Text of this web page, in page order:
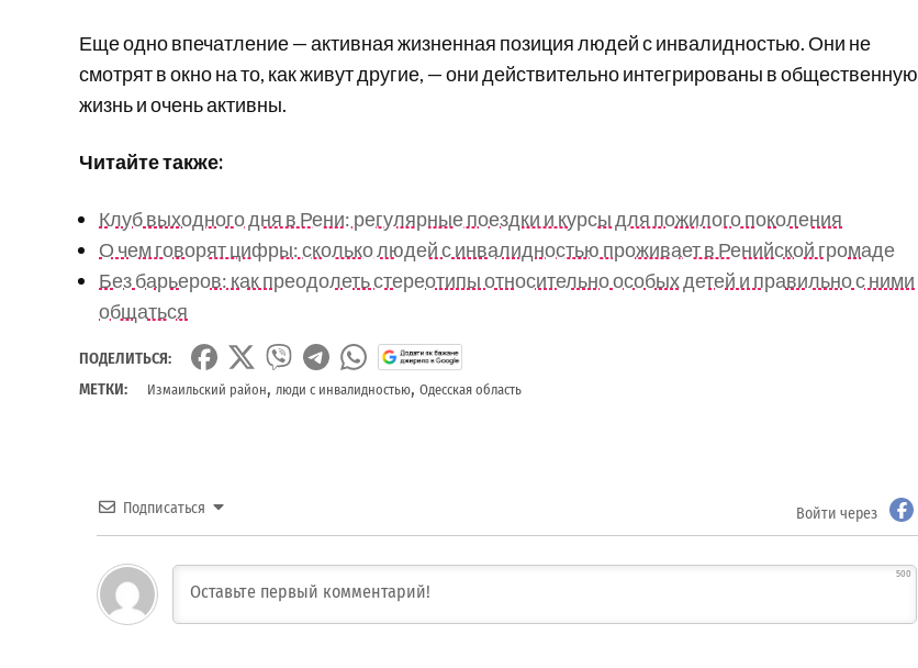
Еще одно впечатление — активная жизненная позиция людей с инвалидностью. Они не
смотрят в окно на то, как живут другие, — они действительно интегрированы в общественную
жизнь и очень активны.
Читайте также:
Клуб выходного дня в Рени: регулярные поездки и курсы для пожилого поколения
О чем говорят цифры: сколько людей с инвалидностью проживает в Ренийской громаде
Без барьеров: как преодолеть стереотипы относительно особых детей и правильно с ними
общаться
ПОДЕЛИТЬСЯ:
МЕТКИ:
Измаильский район, люди с инвалидностью, Одесская область
Подписаться Войти через
500